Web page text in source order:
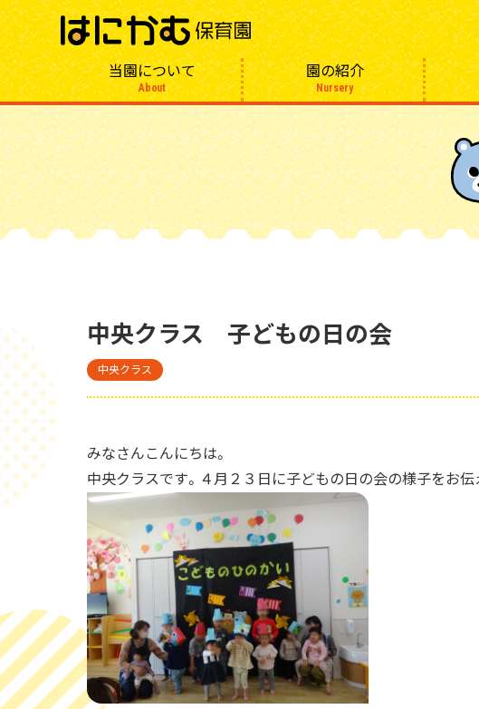
当園について
About
園の紹介
Nursery
中央クラス 子どもの日の会
中央クラス
みなさんこんにちは。
中央クラスです。４月２３日に子どもの日の会の様子をお伝